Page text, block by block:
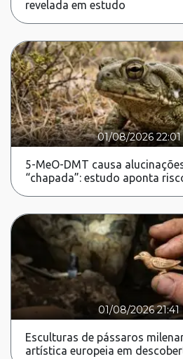
revelada em estudo
01/08/2026 22:01
5-MeO-DMT causa
“chapada”: estudo aponta
01/08/2026 21:41
Esculturas de pássaros
artística europeia em